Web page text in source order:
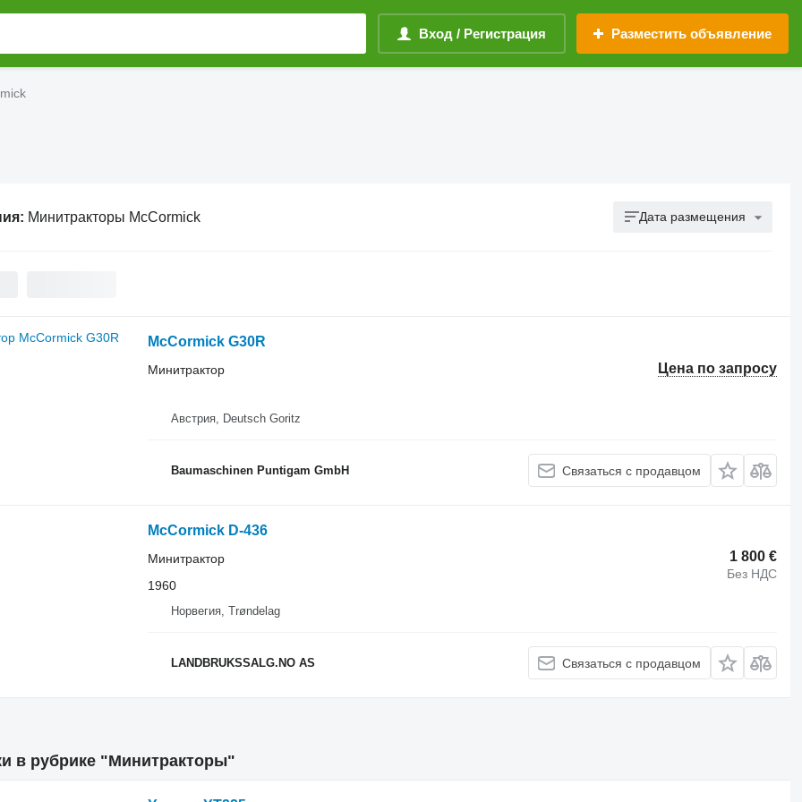
Вход / Регистрация Разместить объявление
Минитракторы McCormick Дата размещения
McCormick G30R
Цена по запросу
Минитрактор
Австрия, Deutsch Goritz
Baumaschinen Puntigam GmbH Связаться с продавцом
McCormick D-436
1 800 €
Без НДС
Минитрактор
1960
Норвегия, Trøndelag
LANDBRUKSSALG.NO AS Связаться с продавцом
в рубрике "Минитракторы"